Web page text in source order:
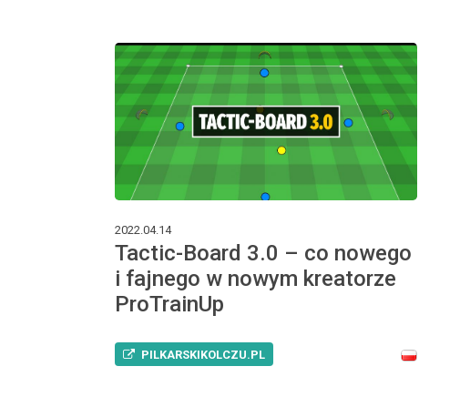
2022.04.14
Tactic-Board 3.0 – co nowego
i fajnego w nowym kreatorze
ProTrainUp
PILKARSKIKOLCZU.PL